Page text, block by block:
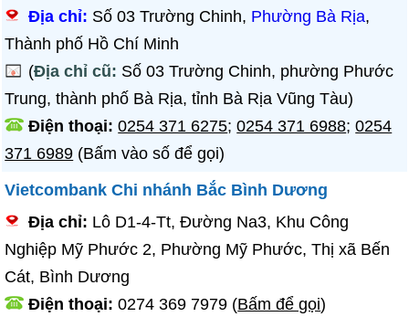
Địa chỉ: Số 03 Trường Chinh, Phường Bà Rịa,
Thành phố Hồ Chí Minh
(Địa chỉ cũ: Số 03 Trường Chinh, phường Phước
Trung, thành phố Bà Rịa, tỉnh Bà Rịa Vũng Tàu)
Điện thoại:0254 371 6275;0254 371 6988;0254
371 6989 (Bấm vào số để gọi)
Vietcombank Chi nhánh Bắc Bình Dương
Địa chỉ: Lô D1-4-Tt, Đường Na3, Khu Công
Nghiệp Mỹ Phước 2, Phường Mỹ Phước, Thị xã Bến
Cát, Bình Dương
Điện thoại:0274 369 7979 (Bấm để gọi)